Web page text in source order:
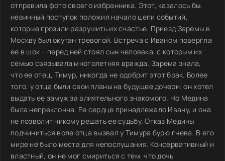
отправила фото своего избранника. Этот, казалось бы,
невинный поступок положил начало цепи событий,
которые грозили разрушить их счастье. Приезд Заремы в
Москву был окутан тревогой. Встреча с Иваном повергла
ее в шок – перед ней стоял сын человека, с которым их
семью связывала многолетняя вражда. Зарема знала,
что ее отец, Тимур, никогда не одобрит этот брак. Более
того, у отца были свои планы на будущее дочери: он хотел
выдать ее замуж за влиятельного знакомого. Но Медина
была непреклонна. Ее сердце принадлежало Ивану, и она
не позволит никому решать ее судьбу. Отказ Медины
подчиниться воле отца вызвал у Тимура бурю гнева. В его
мире не было места для непослушания. Консервативный и
властный, он не мог смириться с тем, что дочь